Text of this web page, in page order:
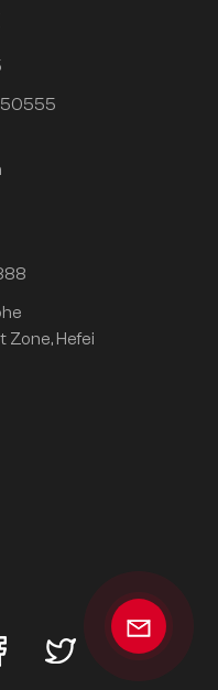
Hefei